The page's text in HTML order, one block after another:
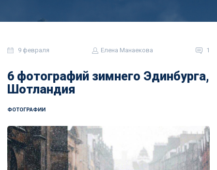
9 февраля Елена Манаекова 1
6 фотографий зимнего Эдинбурга,
Шотландия
ФОТОГРАФИИ